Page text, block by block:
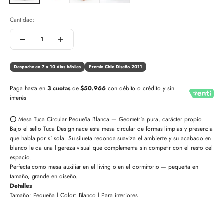
Cantidad:
Despacho en 7 a 10 días hábiles Premio Chile Diseño 2011
Paga hasta en3 cuotasde$50.966 con débito o crédito y sin
interés
⭕ Mesa Tuca Circular Pequeña Blanca — Geometría pura, carácter propio
Bajo el sello Tuca Design nace esta mesa circular de formas limpias y presencia
que habla por sí sola. Su silueta redonda suaviza el ambiente y su acabado en
blanco le da una ligereza visual que complementa sin competir con el resto del
espacio.
Perfecta como mesa auxiliar en el living o en el dormitorio — pequeña en
tamaño, grande en diseño.
Detalles